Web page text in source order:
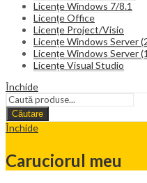
Licențe Windows 7/8.1
Licențe Office
Licențe Project/Visio
Licențe Windows Server
Licențe Windows Server
Licențe Visual Studio
Închide
Căutare
Închide
Caruciorul meu